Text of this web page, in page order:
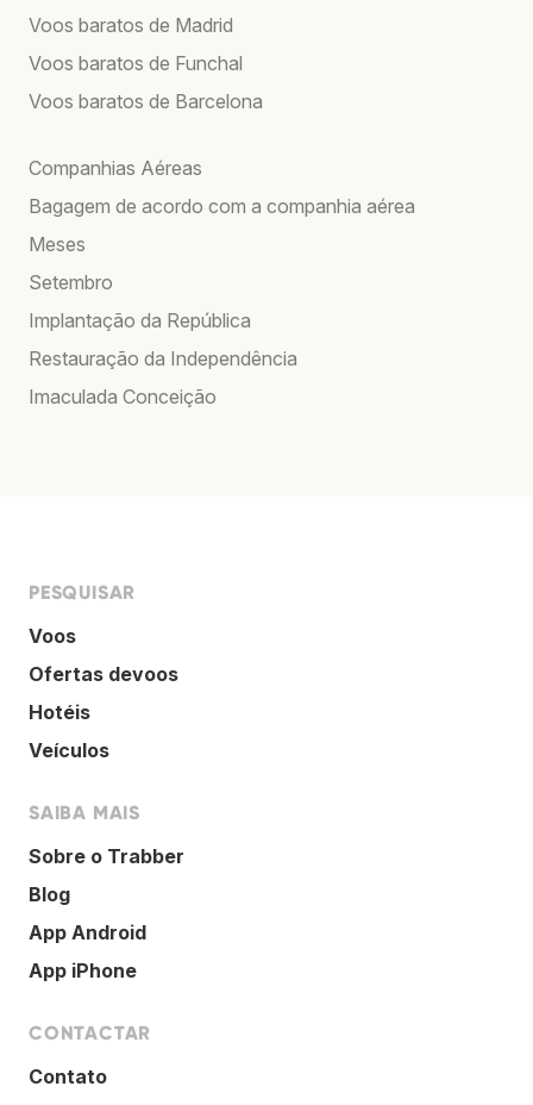
Voos baratos de Madrid
Voos baratos de Funchal
Voos baratos de Barcelona
Companhias Aéreas
Bagagem de acordo com a companhia aérea
Meses
Setembro
Implantação da República
Restauração da Independência
Imaculada Conceição
PESQUISAR
Voos
Ofertas devoos
Hotéis
Veículos
SAIBA MAIS
Sobre o Trabber
Blog
App Android
App iPhone
CONTACTAR
Contato